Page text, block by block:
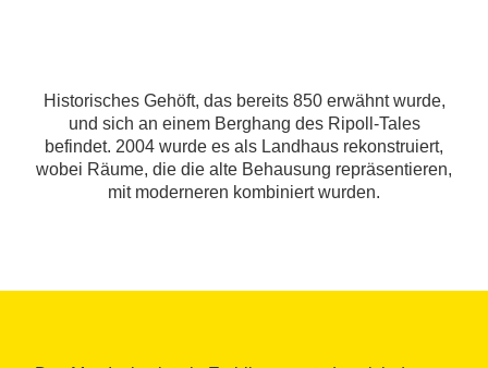
Historisches Gehöft, das bereits 850 erwähnt wurde,
und sich an einem Berghang des Ripoll-Tales
befindet. 2004 wurde es als Landhaus rekonstruiert,
wobei Räume, die die alte Behausung repräsentieren,
mit moderneren kombiniert wurden.